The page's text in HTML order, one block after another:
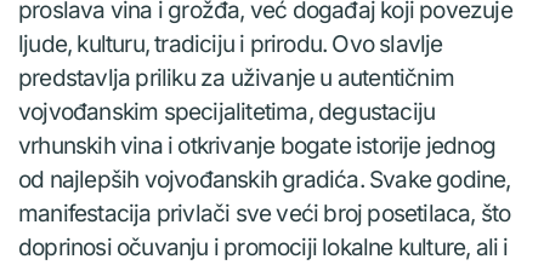
proslava vina i grožđa, već događaj koji povezuje
ljude, kulturu, tradiciju i prirodu. Ovo slavlje
predstavlja priliku za uživanje u autentičnim
vojvođanskim specijalitetima, degustaciju
vrhunskih vina i otkrivanje bogate istorije jednog
od najlepših vojvođanskih gradića. Svake godine,
manifestacija privlači sve veći broj posetilaca, što
doprinosi očuvanju i promociji lokalne kulture, ali i